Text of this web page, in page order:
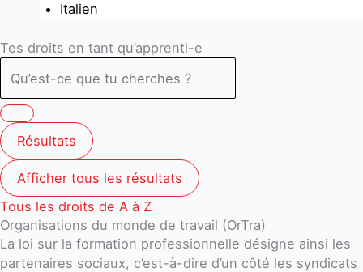
Italien
Tes droits en tant qu’apprenti-e
Search
Résultats
Afficher tous les résultats
Tous les droits de A à Z
Organisations du monde de travail (OrTra)
La loi sur la formation professionnelle désigne ainsi les
partenaires sociaux, c’est-à-dire d’un côté les syndicats
Search